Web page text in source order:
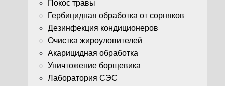
Покос травы
Гербицидная обработка от сорняков
Дезинфекция кондиционеров
Очистка жироуловителей
Акарицидная обработка
Уничтожение борщевика
Лаборатория СЭС